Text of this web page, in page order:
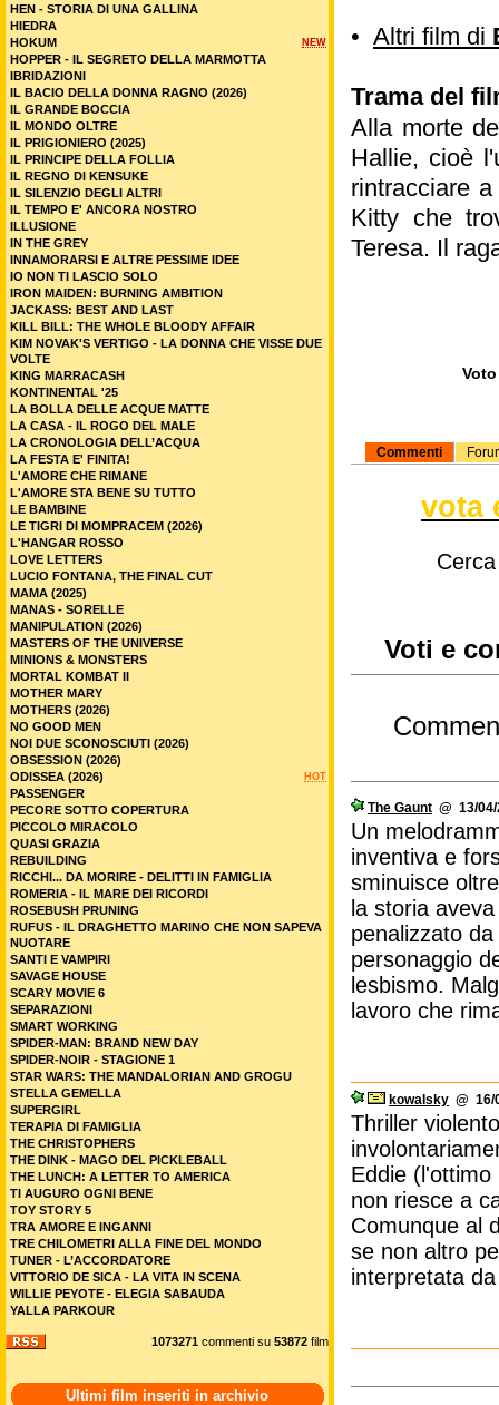
• Altri film di
Trama del
Alla morte
Hallie, cioè
rintracciare
Kitty che
Teresa. Il
Commenti
vota
Voti e
The Gaunt @ 13/
Un
inventiva e
sminuisce
la storia
penalizzato
personaggio
lesbismo.
lavoro che
kowalsky @ 16/
Thriller
Eddie
non riesce a
Comunque al
se non altro
interpretata
HEN - STORIA DI UNA GALLINA
HIEDRA
NEW
HOKUM
HOPPER - IL SEGRETO DELLA MARMOTTA
IBRIDAZIONI
IL BACIO DELLA DONNA RAGNO (2026)
IL GRANDE BOCCIA
IL MONDO OLTRE
IL PRIGIONIERO (2025)
IL PRINCIPE DELLA FOLLIA
IL REGNO DI KENSUKE
IL SILENZIO DEGLI ALTRI
IL TEMPO E' ANCORA NOSTRO
ILLUSIONE
IN THE GREY
INNAMORARSI E ALTRE PESSIME IDEE
IO NON TI LASCIO SOLO
IRON MAIDEN: BURNING AMBITION
JACKASS: BEST AND LAST
KILL BILL: THE WHOLE BLOODY AFFAIR
KIM NOVAK'S VERTIGO - LA DONNA CHE VISSE DUE
VOLTE
KING MARRACASH
KONTINENTAL '25
LA BOLLA DELLE ACQUE MATTE
LA CASA - IL ROGO DEL MALE
LA CRONOLOGIA DELL’ACQUA
LA FESTA E' FINITA!
L'AMORE CHE RIMANE
L'AMORE STA BENE SU TUTTO
LE BAMBINE
LE TIGRI DI MOMPRACEM (2026)
L'HANGAR ROSSO
LOVE LETTERS
LUCIO FONTANA, THE FINAL CUT
MAMA (2025)
MANAS - SORELLE
MANIPULATION (2026)
MASTERS OF THE UNIVERSE
MINIONS & MONSTERS
MORTAL KOMBAT II
MOTHER MARY
MOTHERS (2026)
NO GOOD MEN
NOI DUE SCONOSCIUTI (2026)
OBSESSION (2026)
HOT
ODISSEA (2026)
PASSENGER
PECORE SOTTO COPERTURA
PICCOLO MIRACOLO
QUASI GRAZIA
REBUILDING
RICCHI... DA MORIRE - DELITTI IN FAMIGLIA
ROMERIA - IL MARE DEI RICORDI
ROSEBUSH PRUNING
RUFUS - IL DRAGHETTO MARINO CHE NON SAPEVA
NUOTARE
SANTI E VAMPIRI
SAVAGE HOUSE
SCARY MOVIE 6
SEPARAZIONI
SMART WORKING
SPIDER-MAN: BRAND NEW DAY
SPIDER-NOIR - STAGIONE 1
STAR WARS: THE MANDALORIAN AND GROGU
STELLA GEMELLA
SUPERGIRL
TERAPIA DI FAMIGLIA
THE CHRISTOPHERS
THE DINK - MAGO DEL PICKLEBALL
THE LUNCH: A LETTER TO AMERICA
TI AUGURO OGNI BENE
TOY STORY 5
TRA AMORE E INGANNI
TRE CHILOMETRI ALLA FINE DEL MONDO
TUNER - L’ACCORDATORE
VITTORIO DE SICA - LA VITA IN SCENA
WILLIE PEYOTE - ELEGIA SABAUDA
YALLA PARKOUR
1073271 commenti su 53872 film
Ultimi film inseriti in archivio